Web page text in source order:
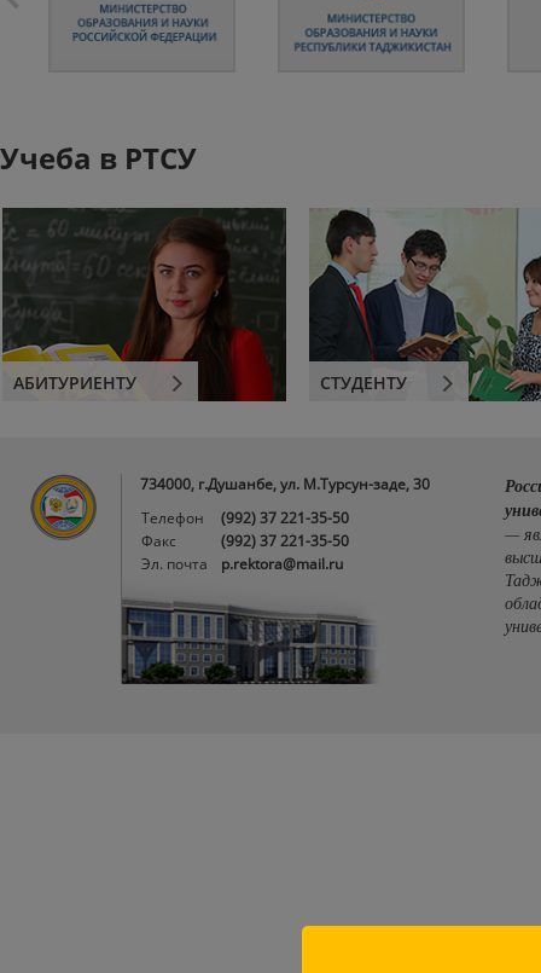
Учеба в РТСУ
АБИТУРИЕНТУ СТУДЕНТУ
734000, г.Душанбе, ул. М.Турсун-заде, 30
Телефон
(992) 37 221-35-50
Факс
(992) 37 221-35-50
Эл. почта
p.rektora@mail.ru
—